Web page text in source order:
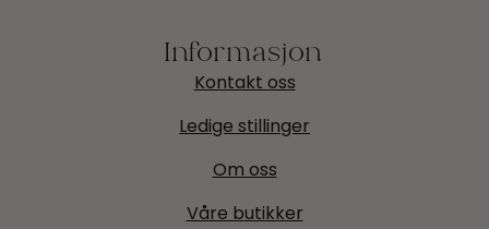
Kontakt oss
Ledige stillinger
Om oss
Våre butikker